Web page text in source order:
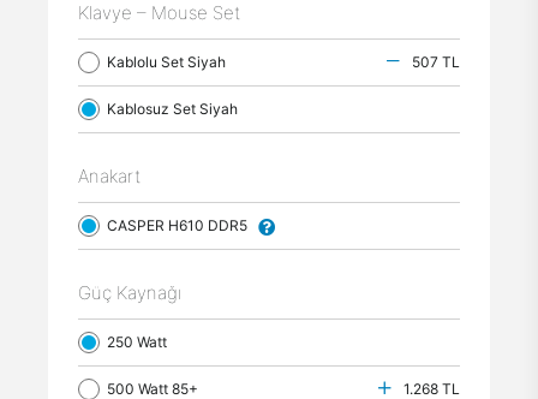
Klavye – Mouse Set
Kablolu Set Siyah 507 TL
Kablosuz Set Siyah
Anakart
CASPER H610 DDR5
Güç Kaynağı
250 Watt
500 Watt 85+ 1.268 TL